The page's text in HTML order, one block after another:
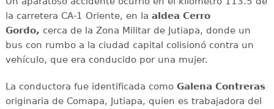
la carretera CA-1 Oriente, en la aldea Cerro
Gordo, cerca de la Zona Militar de Jutiapa, donde un
bus con rumbo a la ciudad capital colisionó contra un
vehículo, que era conducido por una mujer.
La conductora fue identificada comoGalena Contreras
originaria de Comapa, Jutiapa, quien es trabajadora del